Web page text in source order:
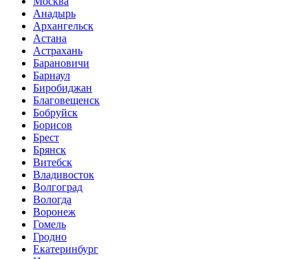
Анадырь
Архангельск
Астана
Астрахань
Барановичи
Барнаул
Биробиджан
Благовещенск
Бобруйск
Борисов
Брест
Брянск
Витебск
Владивосток
Волгоград
Вологда
Воронеж
Гомель
Гродно
Екатеринбург